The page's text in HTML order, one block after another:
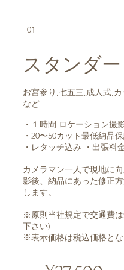
01
スタンダ
・１時間 ロケーション撮
・20〜50カット最低納品
・レタッチ込み ・出張料
カメラマン一人で現地に
影後、納品にあった修正
します。
※原則当社規定で交通費
下さい)
※表示価格は税込価格とな
お宮参り,七五三,成人式,
など